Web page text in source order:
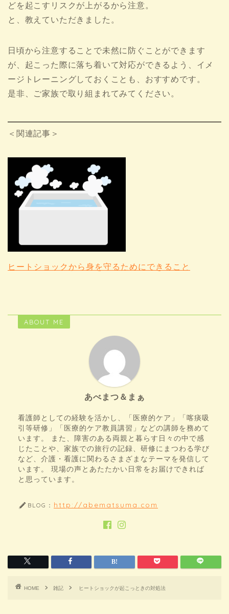
どを起こすリスクが上がるから注意。
と、教えていただきました。
日頃から注意することで未然に防ぐことができます
が、起こった際に落ち着いて対応ができるよう、イメ
ージトレーニングしておくことも、おすすめです。
是非、ご家族で取り組まれてみてください。
＜関連記事＞
ヒートショックから身を守るためにできること
ABOUT ME
あべまつ＆まぁ
看護師としての経験を活かし、「医療的ケア」「喀痰吸
引等研修」「医療的ケア教員講習」などの講師を務めて
います。 また、障害のある両親と暮らす日々の中で感
じたことや、家族での旅行の記録、研修にまつわる学び
など、介護・看護に関わるさまざまなテーマを発信して
います。 現場の声とあたたかい日常をお届けできれば
と思っています。
BLOG： http://abematsuma.com
HOME 雑記 ヒートショックが起こっときの対処法